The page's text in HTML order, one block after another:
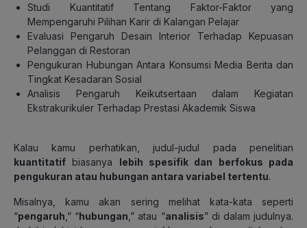
Studi Kuantitatif Tentang Faktor-Faktor yang
Mempengaruhi Pilihan Karir di Kalangan Pelajar
Evaluasi Pengaruh Desain Interior Terhadap Kepuasan
Pelanggan di Restoran
Pengukuran Hubungan Antara Konsumsi Media Berita dan
Tingkat Kesadaran Sosial
Analisis Pengaruh Keikutsertaan dalam Kegiatan
Ekstrakurikuler Terhadap Prestasi Akademik Siswa
Kalau kamu perhatikan, judul-judul pada penelitian
kuantitatif biasanya lebih spesifik dan berfokus pada
pengukuran atau hubungan antara variabel tertentu.
Misalnya, kamu akan sering melihat kata-kata seperti
“pengaruh ,” “hubungan ,” atau “analisis” di dalam judulnya.